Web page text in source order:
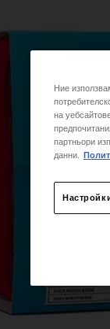
Ние
на
партньори
данни.